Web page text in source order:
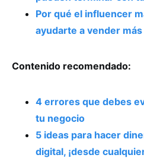
Por qué el influencer
ayudarte a vender más
Contenido recomendado:
4 errores que debes
tu negocio
5 ideas para hacer
digital, ¡desde